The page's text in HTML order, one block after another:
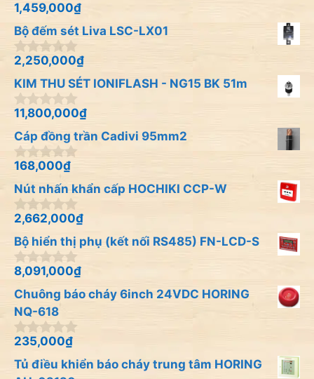
0
n
g
o
à
5
1,459,000₫
Bộ đếm sét Liva LSC-LX01
0
n
g
o
à
5
2,250,000₫
KIM THU SÉT IONIFLASH - NG15 BK 51m
0
n
g
o
à
5
11,800,000₫
Cáp đồng trần Cadivi 95mm2
0
n
g
o
à
5
168,000₫
Nút nhấn khẩn cấp HOCHIKI CCP-W
0
n
g
o
à
5
2,662,000₫
Bộ hiển thị phụ (kết nối RS485) FN-LCD-S
0
n
g
o
à
i
5
8,091,000₫
Chuông báo cháy 6inch 24VDC HORING
NQ-618
0
n
g
235,000₫
Tủ điều khiển báo cháy trung tâm HORING